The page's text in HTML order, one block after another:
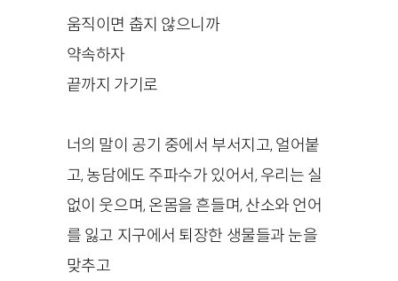
움직이면 춥지 않으니까
약속하자
끝까지 가기로
너의 말이 공기 중에서 부서지고, 얼어붙
고, 농담에도 주파수가 있어서, 우리는 실
없이 웃으며, 온몸을 흔들며, 산소와 언어
를 잃고 지구에서 퇴장한 생물들과 눈을
맞추고